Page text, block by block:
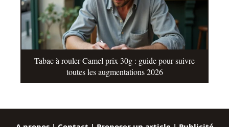
Tabac à rouler Camel prix 30g : guide pour suivre
toutes les augmentations 2026